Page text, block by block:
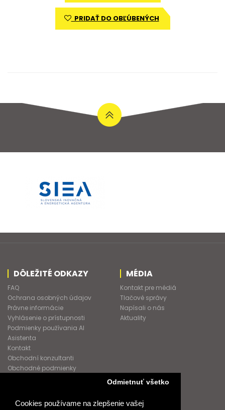
Cookies používame na zlepšenie vašej
Odmietnuť všetko
PRIDAŤ DO OBĽÚBENÝCH
DÔLEŽITÉ ODKAZY
FAQ
Ochrana osobných údajov
Právne informácie
Vyhlásenie o prístupnosti
Podmienky používania AI
Asistenta
Kontakt
Obchodní konzultanti
Obchodné podmienky
MÉDIA
Kontakt pre médiá
Tlačové správy
Napísali o nás
Aktuality